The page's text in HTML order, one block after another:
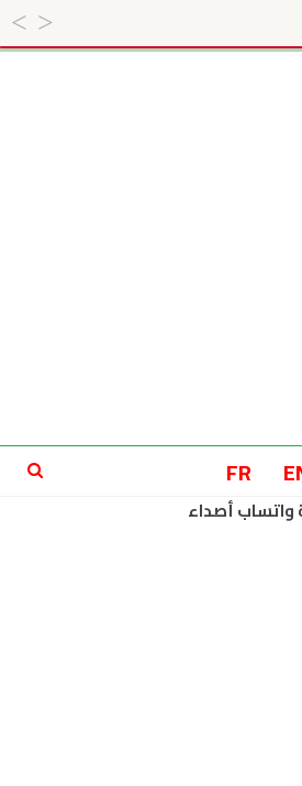
FR
أصداء